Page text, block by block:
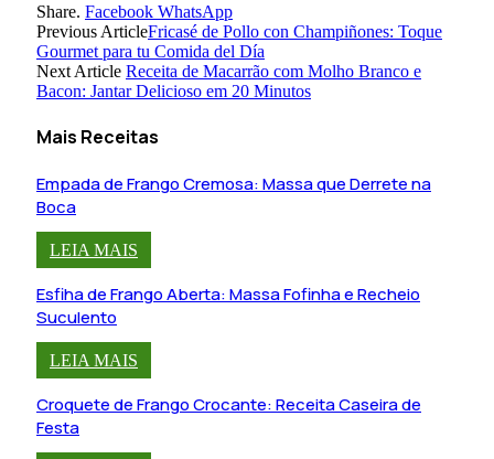
Share. Facebook WhatsApp
Previous ArticleFricasé de Pollo con Champiñones: Toque
Gourmet para tu Comida del Día
Next Article Receita de Macarrão com Molho Branco e
Bacon: Jantar Delicioso em 20 Minutos
Mais Receitas
Empada de Frango Cremosa: Massa que Derrete na
Boca
LEIA MAIS
Esfiha de Frango Aberta: Massa Fofinha e Recheio
Suculento
LEIA MAIS
Croquete de Frango Crocante: Receita Caseira de
Festa